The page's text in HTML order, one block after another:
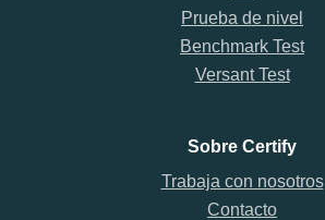
Prueba de nivel
Benchmark Test
Versant Test
Sobre Certify
Trabaja con nosotros
Contacto